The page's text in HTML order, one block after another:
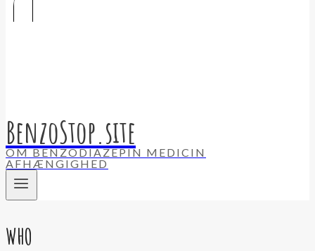
BenzoStop.site
OM BENZODIAZEPIN MEDICIN
AFHÆNGIGHED
WHO